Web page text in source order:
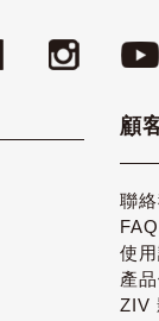
顧
聯
FAQ
使
產
ZIV